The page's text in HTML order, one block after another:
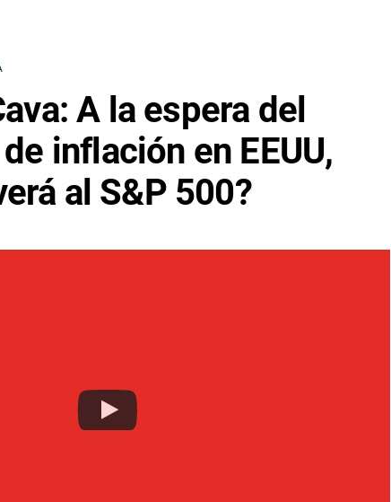
A la espera del
inflación en EEUU,
al S&P 500?